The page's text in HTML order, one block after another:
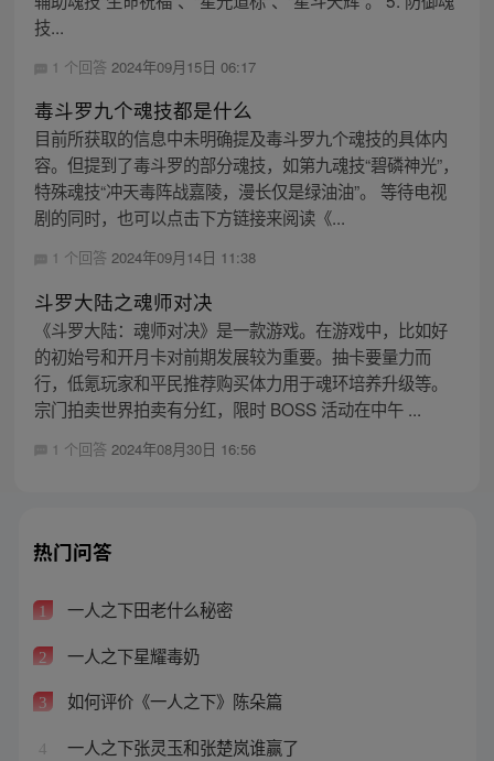
技...
1 个回答 2024年09月15日 06:17
毒斗罗九个魂技都是什么
目前所获取的信息中未明确提及毒斗罗九个魂技的具体内
容。但提到了毒斗罗的部分魂技，如第九魂技“碧磷神光”，
特殊魂技“冲天毒阵战嘉陵，漫长仅是绿油油”。 等待电视
剧的同时，也可以点击下方链接来阅读《...
1 个回答 2024年09月14日 11:38
斗罗大陆之魂师对决
《斗罗大陆：魂师对决》是一款游戏。在游戏中，比如好
的初始号和开月卡对前期发展较为重要。抽卡要量力而
行，低氪玩家和平民推荐购买体力用于魂环培养升级等。
宗门拍卖世界拍卖有分红，限时 BOSS 活动在中午 ...
1 个回答 2024年08月30日 16:56
热门问答
1 一人之下田老什么秘密
2 一人之下星耀毒奶
3 如何评价《一人之下》陈朵篇
4 一人之下张灵玉和张楚岚谁赢了